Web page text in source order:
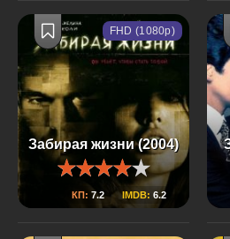
Забирая жизни (2004)
КП: 7.2 IMDB: 6.2
FHD (1080p)